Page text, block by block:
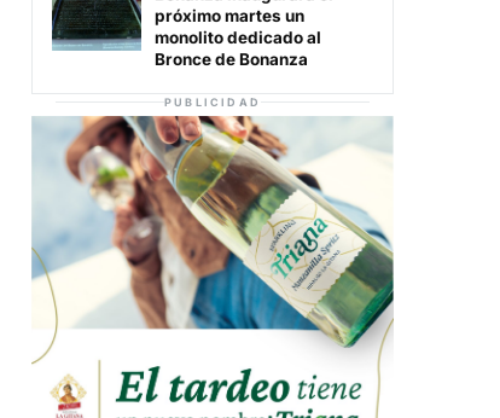
próximo martes un
monolito dedicado al
Bronce de Bonanza
PUBLICIDAD